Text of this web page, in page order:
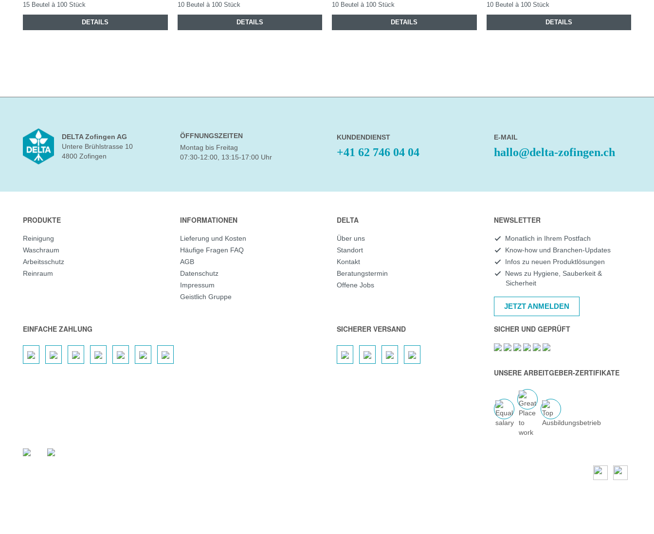
15 Beutel à 100 Stück
DETAILS
10 Beutel à 100 Stück
DETAILS
10 Beutel à 100 Stück
DETAILS
10 Beutel à 100 Stück
DETAILS
DELTA Zofingen AG
Untere Brühlstrasse 10
4800 Zofingen
ÖFFNUNGSZEITEN
Montag bis Freitag
07:30-12:00, 13:15-17:00 Uhr
KUNDENDIENST
+41 62 746 04 04
E-MAIL
hallo@delta-zofingen.ch
PRODUKTE
Reinigung
Waschraum
Arbeitsschutz
Reinraum
INFORMATIONEN
Lieferung und Kosten
Häufige Fragen FAQ
AGB
Datenschutz
Impressum
Geistlich Gruppe
DELTA
Über uns
Standort
Kontakt
Beratungstermin
Offene Jobs
NEWSLETTER
Monatlich in Ihrem Postfach
Know-how und Branchen-Updates
Infos zu neuen Produktlösungen
News zu Hygiene, Sauberkeit &
Sicherheit
JETZT ANMELDEN
EINFACHE ZAHLUNG SICHERER VERSAND SICHER UND GEPRÜFT
UNSERE ARBEITGEBER-ZERTIFIKATE